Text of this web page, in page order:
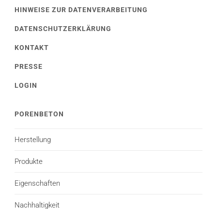
HINWEISE ZUR DATENVERARBEITUNG
DATENSCHUTZERKLÄRUNG
KONTAKT
PRESSE
LOGIN
PORENBETON
Herstellung
Produkte
Eigenschaften
Nachhaltigkeit